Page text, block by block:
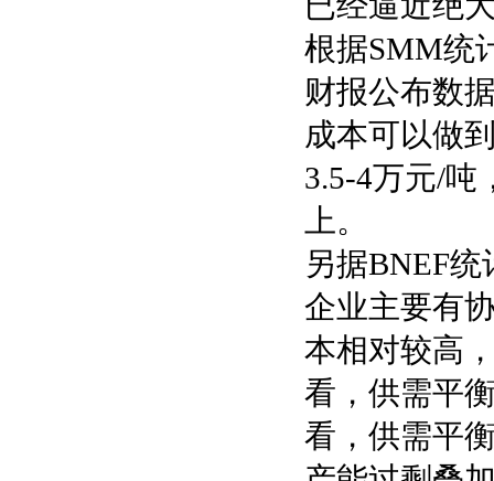
根据SMM统
财报公布数
成本可以做
3.5-4万元/吨
上。
另据BNEF
企业主要有
本相对较高
看，供需平
看，供需平